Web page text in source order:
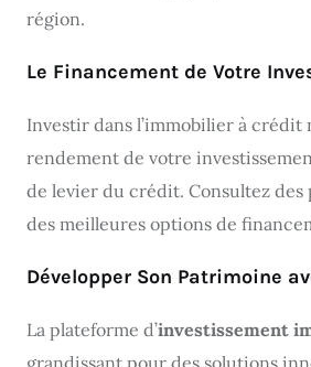
région.
Le Financement de Votre
Investir dans l’immobilier à crédit
rendement de votre
de levier du crédit. Consultez
des meilleures options de
Développer Son Patrimoine
La plateforme d’investissement
grandissant pour des solutions